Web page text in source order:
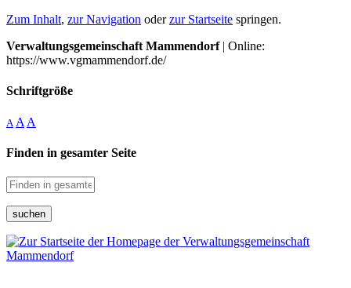
Zum Inhalt, zur Navigation oderzur Startseite springen.
Verwaltungsgemeinschaft Mammendorf| Online:
https://www.vgmammendorf.de/
Schriftgröße
A A A
Finden in gesamter Seite
suchen